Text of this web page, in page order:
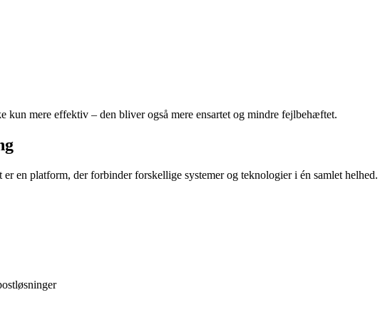
kun mere effektiv – den bliver også mere ensartet og mindre fejlbehæftet.
en platform, der forbinder forskellige systemer og teknologier i én samlet helhed.